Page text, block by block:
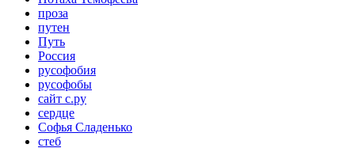
проза
путен
Путь
Россия
русофобия
русофобы
сайт с.ру
сердце
Софья Сладенько
стеб